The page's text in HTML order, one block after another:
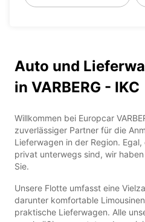
Auto und
in VARBERG - IKC
Willkommen bei Europcar
zuverlässiger Partner für die
Lieferwagen in der Region.
privat unterwegs sind, wir
Sie.
Unsere Flotte umfasst eine
darunter komfortable
praktische Lieferwagen. Alle